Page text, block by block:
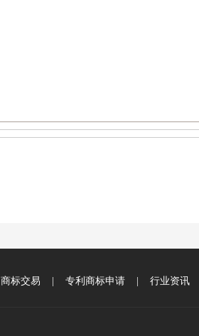
商标交易 专利商标申请 行业资讯